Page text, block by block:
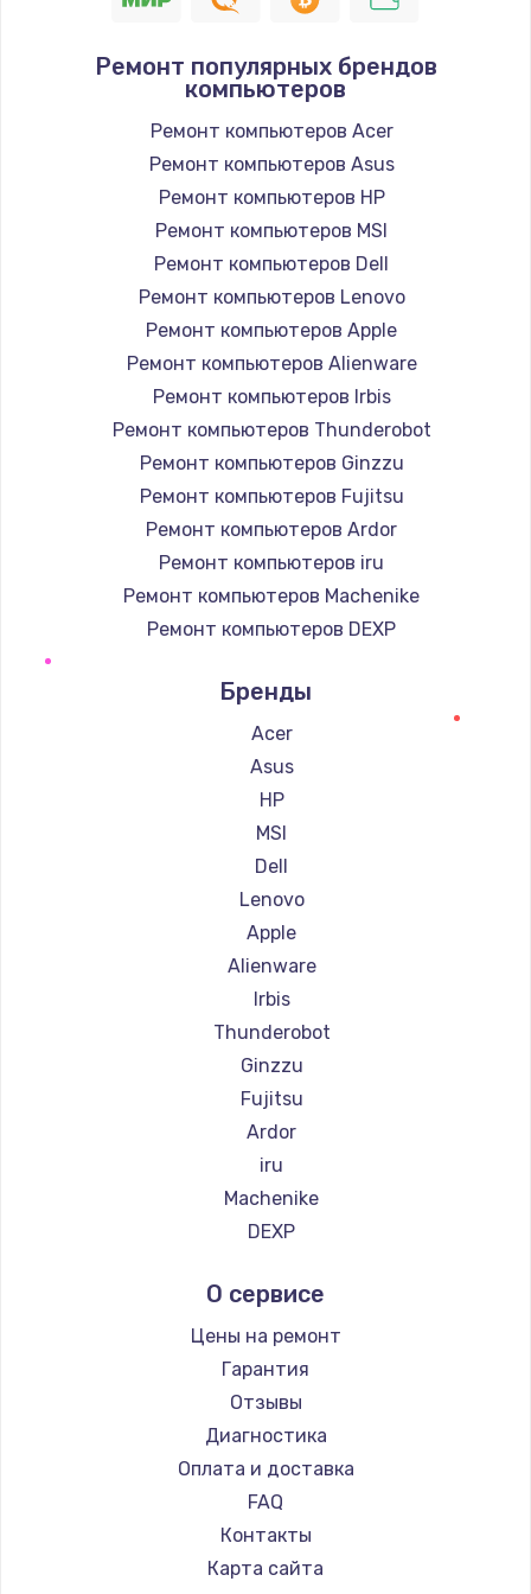
Ремонт популярных брендов
компьютеров
Ремонт компьютеров Acer
Ремонт компьютеров Asus
Ремонт компьютеров HP
Ремонт компьютеров MSI
Ремонт компьютеров Dell
Ремонт компьютеров Lenovo
Ремонт компьютеров Apple
Ремонт компьютеров Alienware
Ремонт компьютеров Irbis
Ремонт компьютеров Thunderobot
Ремонт компьютеров Ginzzu
Ремонт компьютеров Fujitsu
Ремонт компьютеров Ardor
Ремонт компьютеров iru
Ремонт компьютеров Machenike
Ремонт компьютеров DEXP
Ремонт компьютеров Intel
Ремонт компьютеров Beelink
Ремонт компьютеров CHUWI
Бренды
Acer
Asus
HP
MSI
Dell
Lenovo
Apple
Alienware
Irbis
Thunderobot
Ginzzu
Fujitsu
Ardor
iru
Machenike
DEXP
Intel
Beelink
CHUWI
О сервисе
Цены на ремонт
Гарантия
Отзывы
Диагностика
Оплата и доставка
FAQ
Контакты
Карта сайта